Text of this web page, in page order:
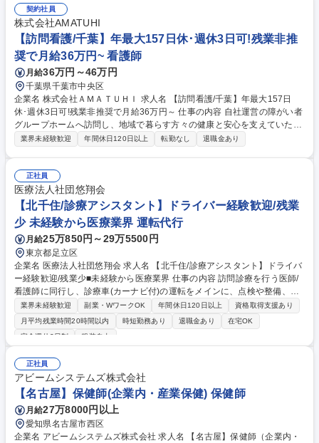
師や看護師と一緒に訪問します。 当日は、施設に住んでいる患者様の診療
をサポートして、帰社後は事務作業を行います。施設への訪問頻度は、週
2～4日程です。※訪問のない日は事務業務をお任せしています。 変更の
範囲：変更なし 募集職種 【名古屋】訪問診療コーディネーター（年休120
日）未経験者も活躍中！
契約社員
株式会社AMATUHI
【訪問看護/千葉】年最大157日休･週休3日可!残業非推
奨で月給36万円~ 看護師
月給36万円～46万円
千葉県千葉市中央区
企業名 株式会社ＡＭＡＴＵＨＩ 求人名 【訪問看護/千葉】年最大157日
休･週休3日可!残業非推奨で月給36万円～ 仕事の内容 自社運営の障がい者
グループホームへ訪問し、地域で暮らす方々の健康と安心を支えていただ
きます。日曜＋週2日のお休みで、メリハリをつけて働きたい方におすす
やリハビリのサポート■社内ツールを用いた訪問記録の作成やスタッフと
の情報共有■地域にお住まいの障がい者・高齢者の方への訪問看護 スタッ
フと密に連携できる自社施設への訪問がメインとなりますが、ごく一部居
宅訪問がございます。 募集職種 【訪問看護/千葉】年最大157日休･週休3
日可!残業非推奨で月給36万円～
業界未経験歓迎 年間休日120日以上 転勤なし 退職金あり
正社員
医療法人社団悠翔会
【北千住/診療アシスタント】ドライバー経験歓迎/残業
少 未経験から医療業界 運転代行
月給25万850円～29万5500円
東京都足立区
企業名 医療法人社団悠翔会 求人名 【北千住/診療アシスタント】ドライバ
ー経験歓迎/残業少■未経験から医療業界 仕事の内容 訪問診療を行う医師/
看護師に同行し、診療車(カーナビ付)の運転をメインに、点検や整備、物
品準備、クリニック内のサポート業務(患者様へ訪問確認電話、物品補充
や庶務業務等)を行っていただきます。(約1日10件) 【詳細】1)訪問予定の
患者様に合わせた医療用具や物品の準備 2)診療車の運転業務 3)診療ルー
ク内の他職種の事務サポートや庶務業務等 【キャリアパス】将来的に医師
事務作業補助者として医療関連の文書作成代行やカルテ代行入力等の医師
のサポート業務等もご経験いただけます。※運転業務が無い日は内勤とな
り事務作業や電話対応等をお任せします。 募集職種 【北千住/診療アシス
タント】ドライバー経験歓迎/残業少■未経験から医療業界
業界未経験歓迎 副業・WワークOK 年間休日120日以上
資格取得支援あり
月平均残業時間20時間以内
時短勤務あり 退職金あり
在宅OK
完全週休2日制
服装自由
正社員
アビームシステムズ株式会社
【名古屋】保健師(企業内・産業保健) 保健師
月給27万8000円以上
愛知県名古屋市西区
企業名 アビームシステムズ株式会社 求人名 【名古屋】保健師（企業内・